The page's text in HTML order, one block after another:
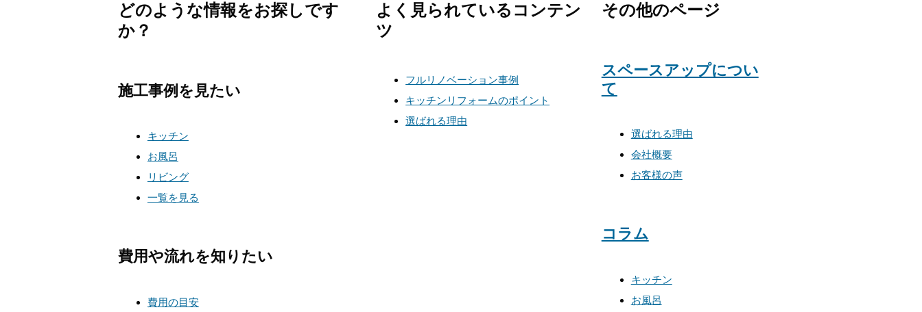
どのような情報をお探しです
か？
施工事例を見たい
キッチン
お風呂
リビング
一覧を見る
費用や流れを知りたい
費用の目安
よく見られているコンテン
ツ
フルリノベーション事例
キッチンリフォームのポイント
選ばれる理由
その他のページ
スペースアップについ
て
選ばれる理由
会社概要
お客様の声
コラム
キッチン
お風呂